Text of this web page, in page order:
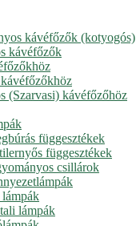
kávéfőzők (kotyogós)
kávéfőzők
(Szarvasi) kávéfőzőhöz
függesztékek
függesztékek
csillárok
lámpák